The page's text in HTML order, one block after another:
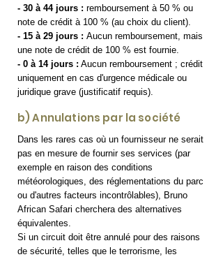
- 30 à 44 jours : remboursement à 50 % ou
note de crédit à 100 % (au choix du client).
- 15 à 29 jours : Aucun remboursement, mais
une note de crédit de 100 % est fournie.
- 0 à 14 jours : Aucun remboursement ; crédit
uniquement en cas d'urgence médicale ou
juridique grave (justificatif requis).
b) Annulations par la société
Dans les rares cas où un fournisseur ne serait
pas en mesure de fournir ses services (par
exemple en raison des conditions
météorologiques, des réglementations du parc
ou d'autres facteurs incontrôlables), Bruno
African Safari cherchera des alternatives
équivalentes.
Si un circuit doit être annulé pour des raisons
de sécurité, telles que le terrorisme, les